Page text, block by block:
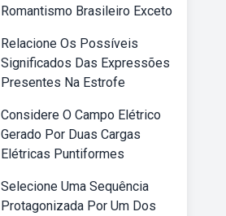
Romantismo Brasileiro Exceto
Relacione Os Possíveis
Significados Das Expressões
Presentes Na Estrofe
Considere O Campo Elétrico
Gerado Por Duas Cargas
Elétricas Puntiformes
Selecione Uma Sequência
Protagonizada Por Um Dos